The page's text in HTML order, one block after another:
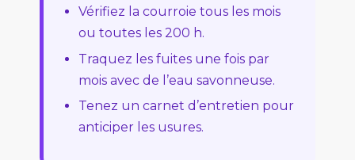
Vérifiez la courroie tous les mois
ou toutes les 200 h.
Traquez les fuites une fois par
mois avec de l’eau savonneuse.
Tenez un carnet d’entretien pour
anticiper les usures.